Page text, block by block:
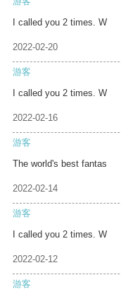
I called you 2 times. W
2022-02-20
游客
I called you 2 times. W
2022-02-16
游客
The world's best fantas
2022-02-14
游客
I called you 2 times. W
2022-02-12
游客